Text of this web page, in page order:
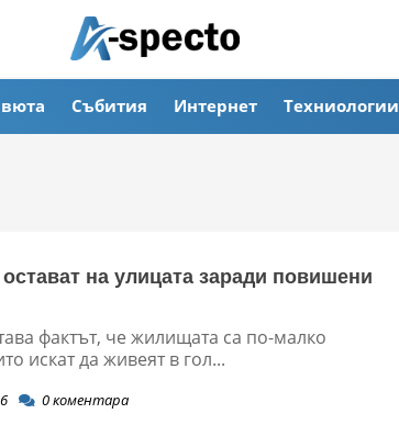
Събития Интернет Техниологии
на улицата заради повишени
фактът, че жилищата са по-малко
искат да живеят в гол...
0коментара